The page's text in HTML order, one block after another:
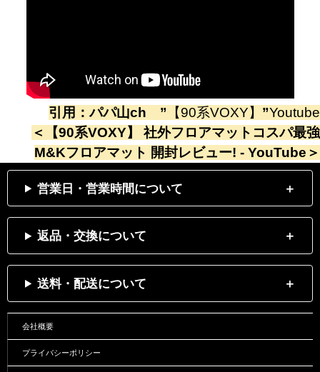
引用：パパ山ch ” 【90系VOXY】 ”Youtube
＜
【90系VOXY】 社外フロアマットコスパ最強
M&Kフロアマット 開封レビュー! - YouTube ＞
営業日・営業時間について
返品・交換について
送料・配送について
会社概要
プライバシーポリシー